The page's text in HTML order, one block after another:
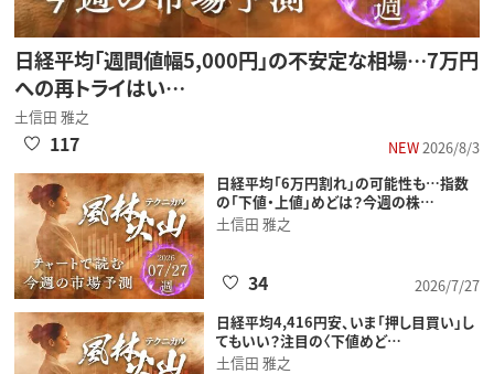
日経平均「週間値幅5,000円」の不安定な相場…7万円
への再トライはい…
土信田 雅之
NEW2026/8/3
117
日経平均「6万円割れ」の可能性も…指数
の「下値・上値」めどは？今週の株…
土信田 雅之
2026/7/27
34
日経平均4,416円安、いま「押し目買い」し
てもいい？注目の〈下値めど…
土信田 雅之